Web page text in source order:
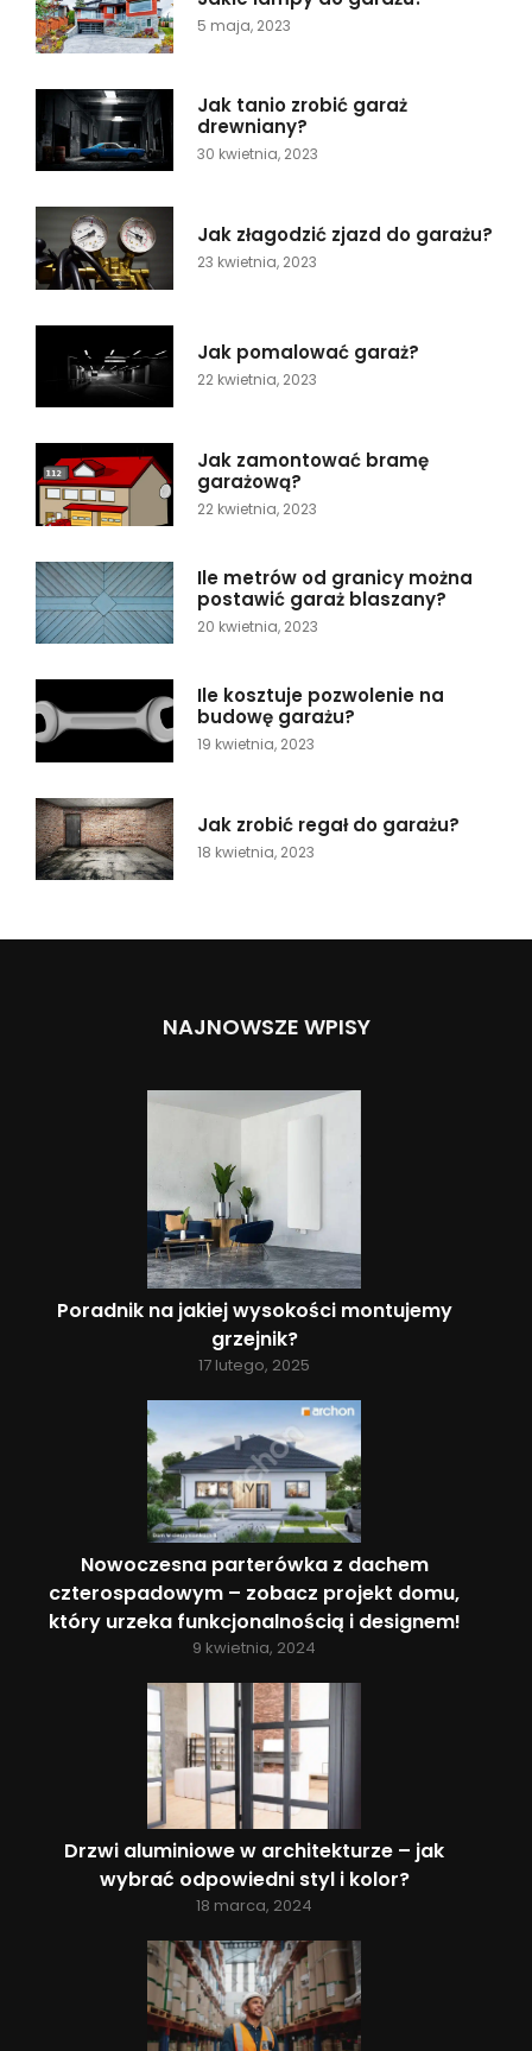
5 maja, 2023
Jak tanio zrobić garaż
drewniany?
30 kwietnia, 2023
Jak złagodzić zjazd do garażu?
23 kwietnia, 2023
Jak pomalować garaż?
22 kwietnia, 2023
Jak zamontować bramę
garażową?
22 kwietnia, 2023
Ile metrów od granicy można
postawić garaż blaszany?
20 kwietnia, 2023
Ile kosztuje pozwolenie na
budowę garażu?
19 kwietnia, 2023
Jak zrobić regał do garażu?
18 kwietnia, 2023
NAJNOWSZE WPISY
Poradnik na jakiej wysokości montujemy
grzejnik?
17 lutego, 2025
Nowoczesna parterówka z dachem
czterospadowym – zobacz projekt domu,
który urzeka funkcjonalnością i designem!
9 kwietnia, 2024
Drzwi aluminiowe w architekturze – jak
wybrać odpowiedni styl i kolor?
18 marca, 2024